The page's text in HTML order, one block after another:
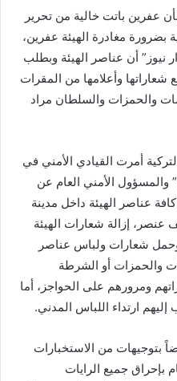
عفرين باتت خالية من تحرير
بضرورة مغادرة الهيئة عفرين،
نيوز” أن عناصر الهيئة وبطلب
شعاراتها وأعلامها من المقرات
والحمزات والسلطان مراد
أمرت القيادي الأمني في
والمسؤول الأمني العام عن
عناصر الهيئة داخل مدينة
عنصر، إزالة شعارات الهيئة
شعارات ولباس عناصر
والحمزات أو الشرطة
ومرورهم على الحواجز، أما
ارتداء اللباس المدني.
بتوجيهات من الاستخبارات
بإحراق جميع الرايات